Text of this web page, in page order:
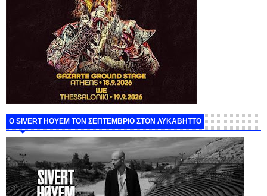
Ο SIVERT HOYEM ΤΟΝ ΣΕΠΤΕΜΒΡΙΟ ΣΤΟΝ ΛΥΚΑΒΗΤΤΟ